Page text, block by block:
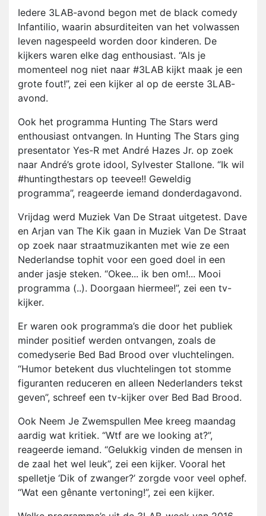
Iedere 3LAB-avond begon met de black comedy
Infantilio, waarin absurditeiten van het volwassen
leven nagespeeld worden door kinderen. De
kijkers waren elke dag enthousiast. “Als je
momenteel nog niet naar #3LAB kijkt maak je een
grote fout!”, zei een kijker al op de eerste 3LAB-
avond.
Ook het programma Hunting The Stars werd
enthousiast ontvangen. In Hunting The Stars ging
presentator Yes-R met André Hazes Jr. op zoek
naar André’s grote idool, Sylvester Stallone. “Ik wil
#huntingthestars op teevee!! Geweldig
programma”, reageerde iemand donderdagavond.
Vrijdag werd Muziek Van De Straat uitgetest. Dave
en Arjan van The Kik gaan in Muziek Van De Straat
op zoek naar straatmuzikanten met wie ze een
Nederlandse tophit voor een goed doel in een
ander jasje steken. “Okee... ik ben om!... Mooi
programma (..). Doorgaan hiermee!”, zei een tv-
kijker.
Er waren ook programma’s die door het publiek
minder positief werden ontvangen, zoals de
comedyserie Bed Bad Brood over vluchtelingen.
“Humor betekent dus vluchtelingen tot stomme
figuranten reduceren en alleen Nederlanders tekst
geven”, schreef een tv-kijker over Bed Bad Brood.
Ook Neem Je Zwemspullen Mee kreeg maandag
aardig wat kritiek. “Wtf are we looking at?”,
reageerde iemand. “Gelukkig vinden de mensen in
de zaal het wel leuk”, zei een kijker. Vooral het
spelletje ‘Dik of zwanger?’ zorgde voor veel ophef.
“Wat een gênante vertoning!”, zei een kijker.